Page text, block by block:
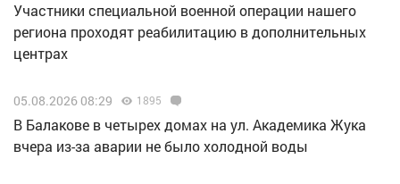
Участники специальной военной операции нашего
региона проходят реабилитацию в дополнительных
центрах
05.08.2026 08:29 1895
В Балакове в четырех домах на ул. Академика Жука
вчера из-за аварии не было холодной воды